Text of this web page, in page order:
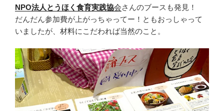
NPO法人とうほく食育実践協会さんのブースも発見！
だんだん参加費が上がっちゃってー！ともおっしゃって
いましたが、材料にこだわれば当然のこと。